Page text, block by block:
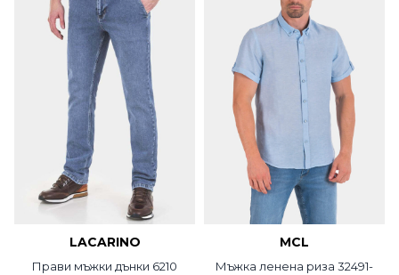
LACARINO
Прави мъжки дънки 6210
MCL
Мъжка ленена риза 32491-